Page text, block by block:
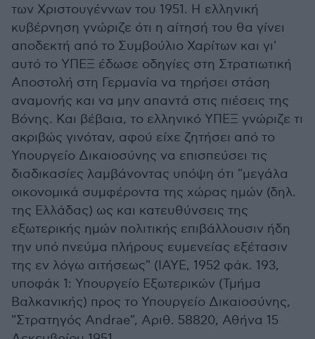
των Χριστουγέννων του 1951. Η ελληνική
κυβέρνηση γνώριζε ότι η αίτησή του θα γίνει
αποδεκτή από το Συμβούλιο Χαρίτων και γι'
αυτό το ΥΠΕΞ έδωσε οδηγίες στη Στρατιωτική
Αποστολή στη Γερμανία να τηρήσει στάση
αναμονής και να μην απαντά στις πιέσεις της
Βόνης. Και βέβαια, το ελληνικό ΥΠΕΞ γνώριζε τι
ακριβώς γινόταν, αφού είχε ζητήσει από το
Υπουργείο Δικαιοσύνης να επισπεύσει τις
διαδικασίες λαμβάνοντας υπόψη ότι "μεγάλα
οικονομικά συμφέροντα της χώρας ημών (δηλ.
της Ελλάδας) ως και κατευθύνσεις της
εξωτερικής ημών πολιτικής επιβάλλουσιν ήδη
την υπό πνεύμα πλήρους ευμενείας εξέτασιν
της εν λόγω αιτήσεως" (ΙΑΥΕ, 1952 φάκ. 193,
υποφάκ 1: Υπουργείο Εξωτερικών (Τμήμα
Βαλκανικής) προς το Υπουργείο Δικαιοσύνης,
"Στρατηγός Andrae", Αριθ. 58820, Αθήνα 15